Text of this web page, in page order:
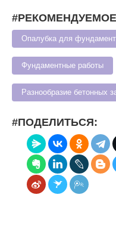
Опалубка для
Фундаментные работы
Разнообразие бетонных
#ПОДЕЛИТЬСЯ: